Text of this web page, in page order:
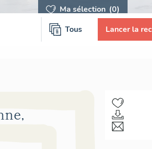
Ma sélection (0)
Tous Lancer la